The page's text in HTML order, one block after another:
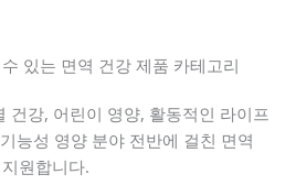
있는 면역 건강 제품 카테고리
건강, 어린이 영양, 활동적인 라이프
능성 영양 분야 전반에 걸친 면역
원합니다.